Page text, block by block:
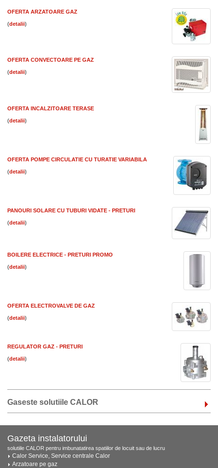
OFERTA ARZATOARE GAZ
( )
OFERTA CONVECTOARE PE GAZ
( )
OFERTA INCALZITOARE TERASE
( )
OFERTA POMPE CIRCULATIE CU TURATIE VARIABILA
( )
PANOURI SOLARE CU TUBURI VIDATE - PRETURI
( )
BOILERE ELECTRICE - PRETURI PROMO
( )
OFERTA ELECTROVALVE DE GAZ
( )
REGULATOR GAZ - PRETURI
( )
Gaseste solutiile CALOR
Gazeta instalatorului
solutiile CALOR pentru imbunatatirea spatiilor de locuit sau de lucru
Calor Service, Service centrale Calor
Arzatoare pe gaz